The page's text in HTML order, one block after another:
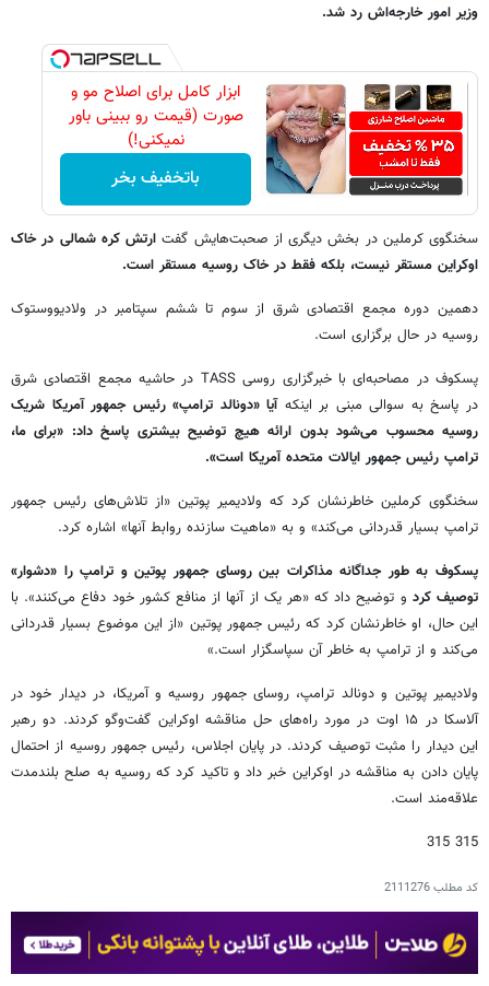
وزیر امور خارجه‌اش رد شد.
ابزار کامل برای اصلاح مو و
صورت (قیمت رو ببینی باور
نمیکنی!)
باتخفیف بخر
سخنگوی کرملین در بخش دیگری از صحبت‌هایش گفتارتش کره شمالی در خاک
اوکراین مستقر نیست، بلکه فقط در خاک روسیه مستقر است.
دهمین دوره مجمع اقتصادی شرق از سوم تا ششم سپتامبر در ولادیووستوک
روسیه در حال برگزاری است.
پسکوف در مصاحبه‌ای با خبرگزاری روسی TASS در حاشیه مجمع اقتصادی شرق
در پاسخ به سوالی مبنی بر اینکهآیا «دونالد ترامپ» رئیس جمهور آمریکا شریک
روسیه محسوب می‌شود بدون ارائه هیچ توضیح بیشتری پاسخ داد: «برای ما،
ترامپ رئیس جمهور ایالات متحده آمریکا است».
سخنگوی کرملین خاطرنشان کرد که ولادیمیر پوتین «از تلاش‌های رئیس جمهور
ترامپ بسیار قدردانی می‌کند» و به «ماهیت سازنده روابط آنها» اشاره کرد.
پسکوف به طور جداگانه مذاکرات بین روسای جمهور پوتین و ترامپ را «دشوار»
توصیف کرد و توضیح داد که «هر یک از آنها از منافع کشور خود دفاع می‌کنند». با
این حال، او خاطرنشان کرد که رئیس جمهور پوتین «از این موضوع بسیار قدردانی
می‌کند و از ترامپ به خاطر آن سپاسگزار است.»
ولادیمیر پوتین و دونالد ترامپ، روسای جمهور روسیه و آمریکا، در دیدار خود در
آلاسکا در ۱۵ اوت در مورد راه‌های حل مناقشه اوکراین گفت‌وگو کردند. دو رهبر
این دیدار را مثبت توصیف کردند. در پایان اجلاس، رئیس جمهور روسیه از احتمال
پایان دادن به مناقشه در اوکراین خبر داد و تاکید کرد که روسیه به صلح بلندمدت
علاقه‌مند است.
315 315
کد مطلب2111276